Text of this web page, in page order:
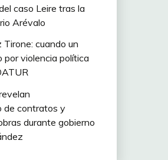
caso Leire tras la
Arévalo
cuando un
por violencia política
de contratos y
durante gobierno